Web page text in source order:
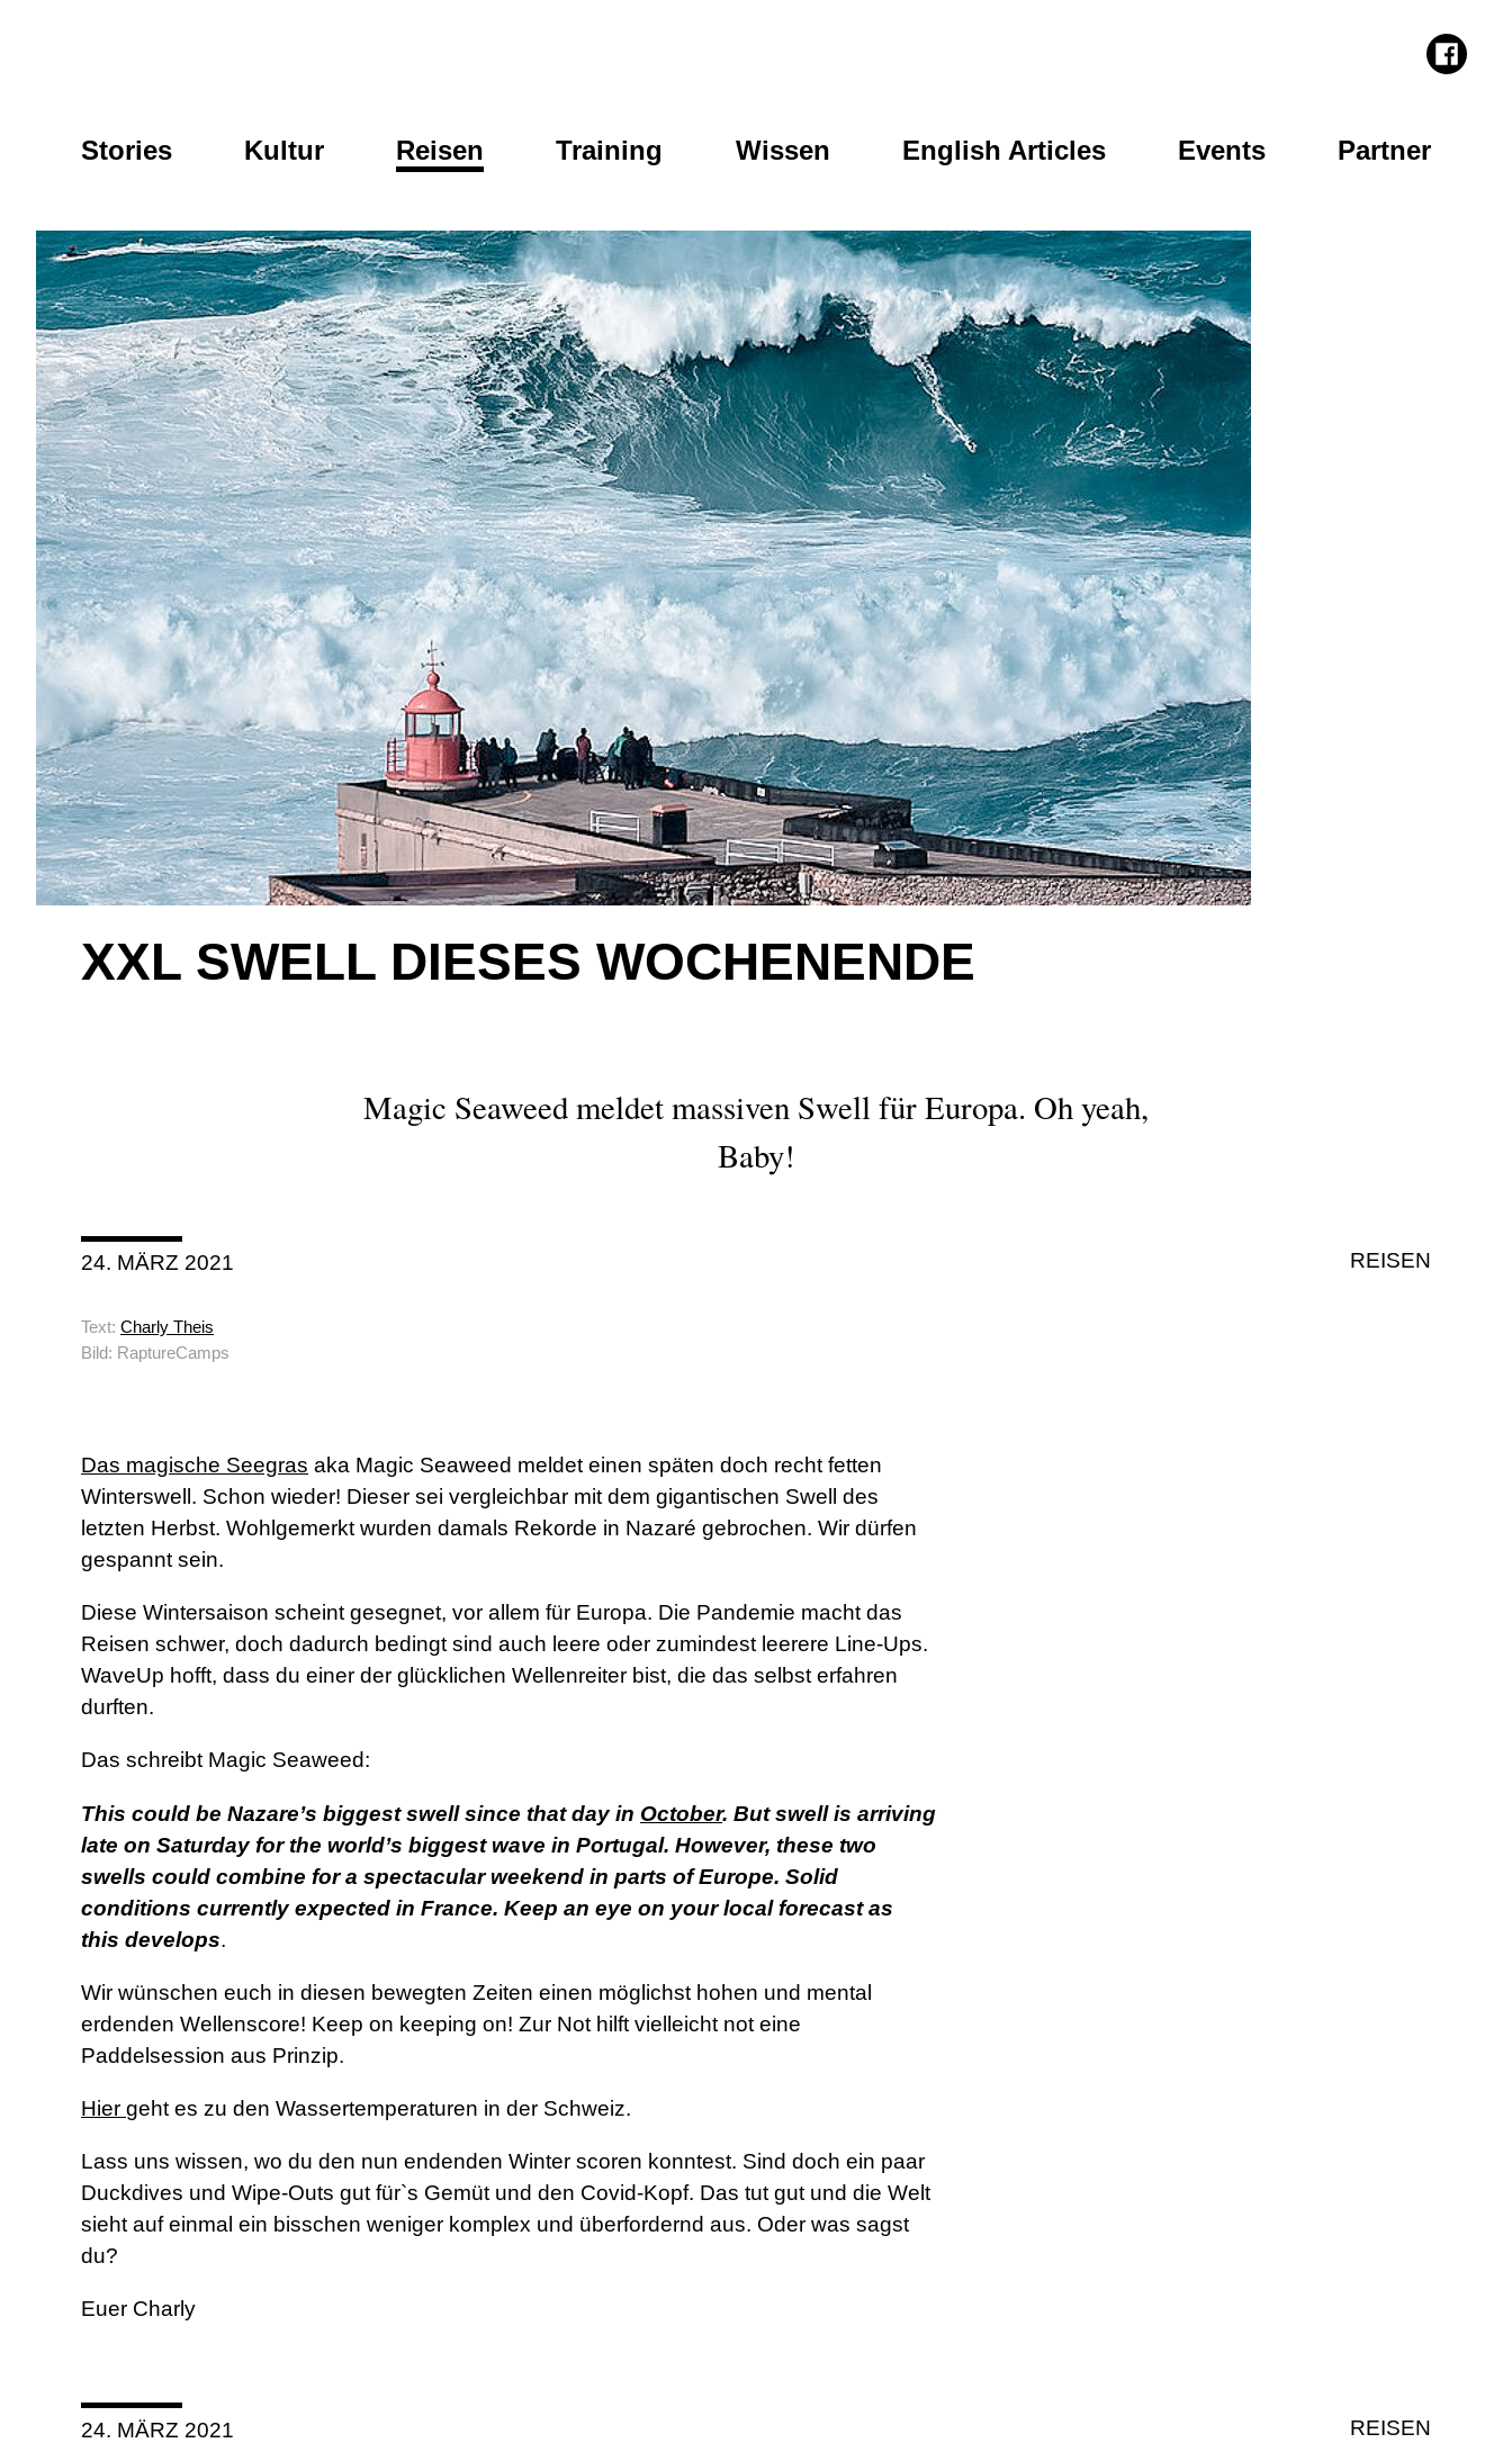
Stories Kultur Reisen Training Wissen English Articles Events Partner
InstagramYoutube
XXL SWELL DIESES WOCHENENDE
Magic Seaweed meldet massiven Swell für Europa. Oh yeah,
Baby!
24. MÄRZ 2021 REISEN
Text: Charly Theis
Bild: RaptureCamps
Das magische Seegras aka Magic Seaweed meldet einen späten doch recht fetten
Winterswell. Schon wieder! Dieser sei vergleichbar mit dem gigantischen Swell des
letzten Herbst. Wohlgemerkt wurden damals Rekorde in Nazaré gebrochen. Wir dürfen
gespannt sein.
Diese Wintersaison scheint gesegnet, vor allem für Europa. Die Pandemie macht das
Reisen schwer, doch dadurch bedingt sind auch leere oder zumindest leerere Line-Ups.
WaveUp hofft, dass du einer der glücklichen Wellenreiter bist, die das selbst erfahren
durften.
Das schreibt Magic Seaweed:
This could be Nazare’s biggest swell since that day in October. But swell is arriving
late on Saturday for the world’s biggest wave in Portugal. However, these two
swells could combine for a spectacular weekend in parts of Europe. Solid
conditions currently expected in France. Keep an eye on your local forecast as
this develops.
Wir wünschen euch in diesen bewegten Zeiten einen möglichst hohen und mental
erdenden Wellenscore! Keep on keeping on! Zur Not hilft vielleicht not eine
Paddelsession aus Prinzip.
Hier geht es zu den Wassertemperaturen in der Schweiz.
Lass uns wissen, wo du den nun endenden Winter scoren konntest. Sind doch ein paar
Duckdives und Wipe-Outs gut für`s Gemüt und den Covid-Kopf. Das tut gut und die Welt
sieht auf einmal ein bisschen weniger komplex und überfordernd aus. Oder was sagst
du?
Euer Charly
24. MÄRZ 2021 REISEN